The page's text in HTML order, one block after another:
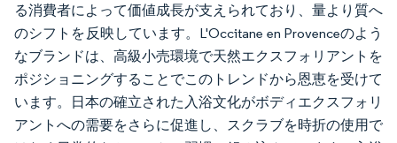
る消費者によって価値成長が支えられており、量より質へ
のシフトを反映しています。L'Occitane en Provenceのよう
なブランドは、高級小売環境で天然エクスフォリアントを
ポジショニングすることでこのトレンドから恩恵を受けて
います。日本の確立された入浴文化がボディエクスフォリ
アントへの需要をさらに促進し、スクラブを時折の使用で